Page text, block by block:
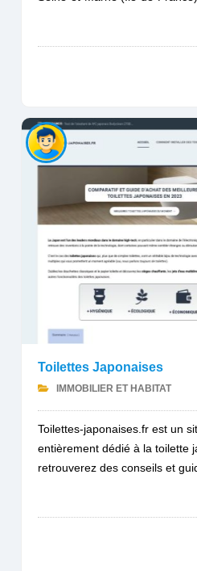
Toilettes Japonaises
IMMOBILIER ET HABITAT
Toilettes-japonaises.fr est un
entièrement dédié à la toilette
retrouverez des conseils et